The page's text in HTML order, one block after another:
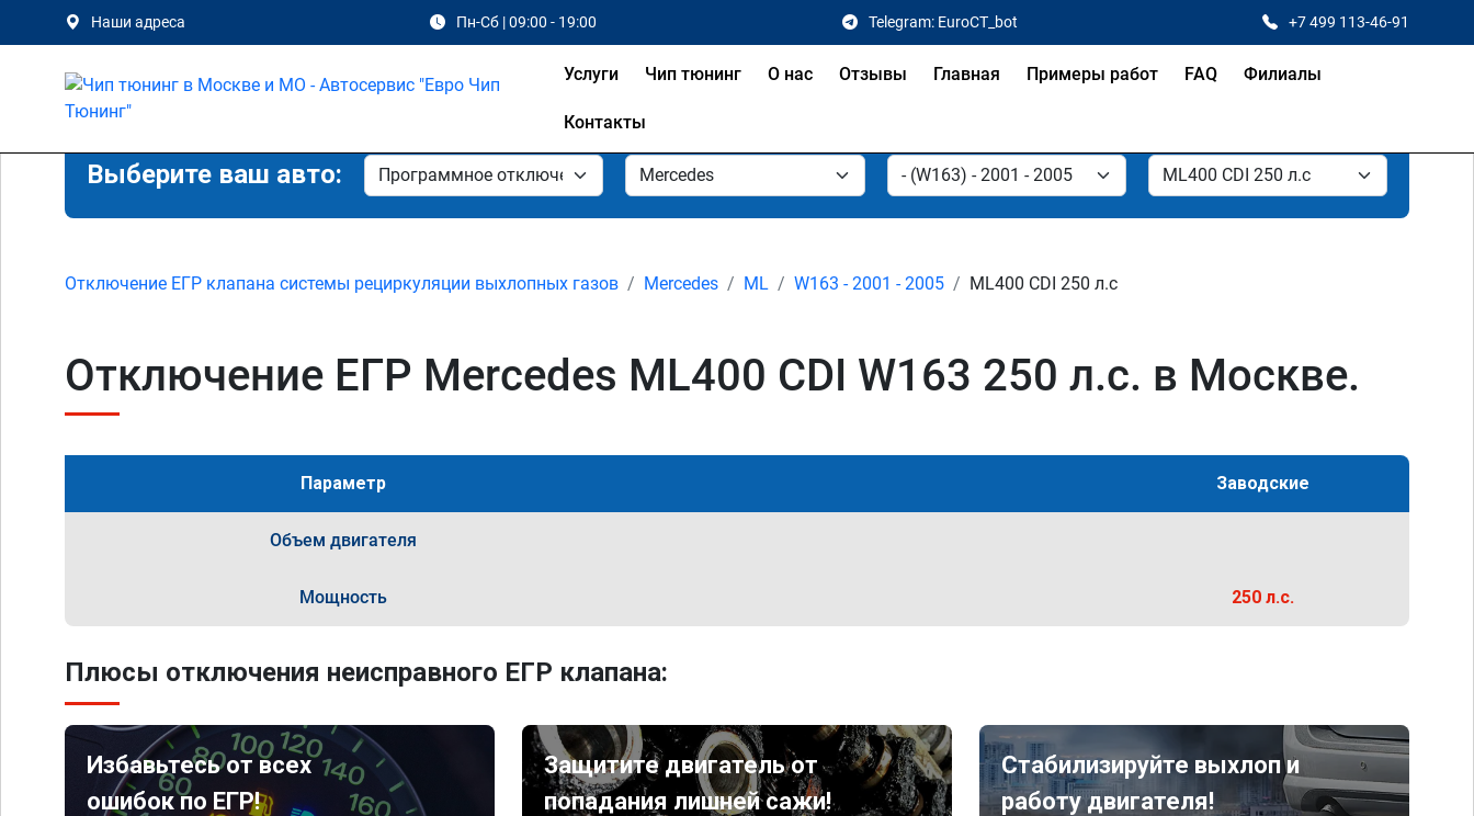
Наши адреса Пн-Сб | 09:00 - 19:00 Telegram: EuroCT_bot +7 499 113-46-91
Услуги Чип тюнинг О нас Отзывы Главная Примеры работ FAQ Филиалы
Контакты
Выберите ваш авто:
Отключение ЕГР клапана системы рециркуляции выхлопных газов Mercedes ML W163 - 2001 - 2005 ML400 CDI 250 л.с
Отключение ЕГР Mercedes ML400 CDI W163 250 л.с. в Москве.
Параметр Заводские
Объем двигателя
Мощность 250 л.с.
Плюсы отключения неисправного ЕГР клапана:
Избавьтесь от всех
ошибок по ЕГР!
Защитите двигатель от
попадания лишней сажи!
Стабилизируйте выхлоп и
работу двигателя!